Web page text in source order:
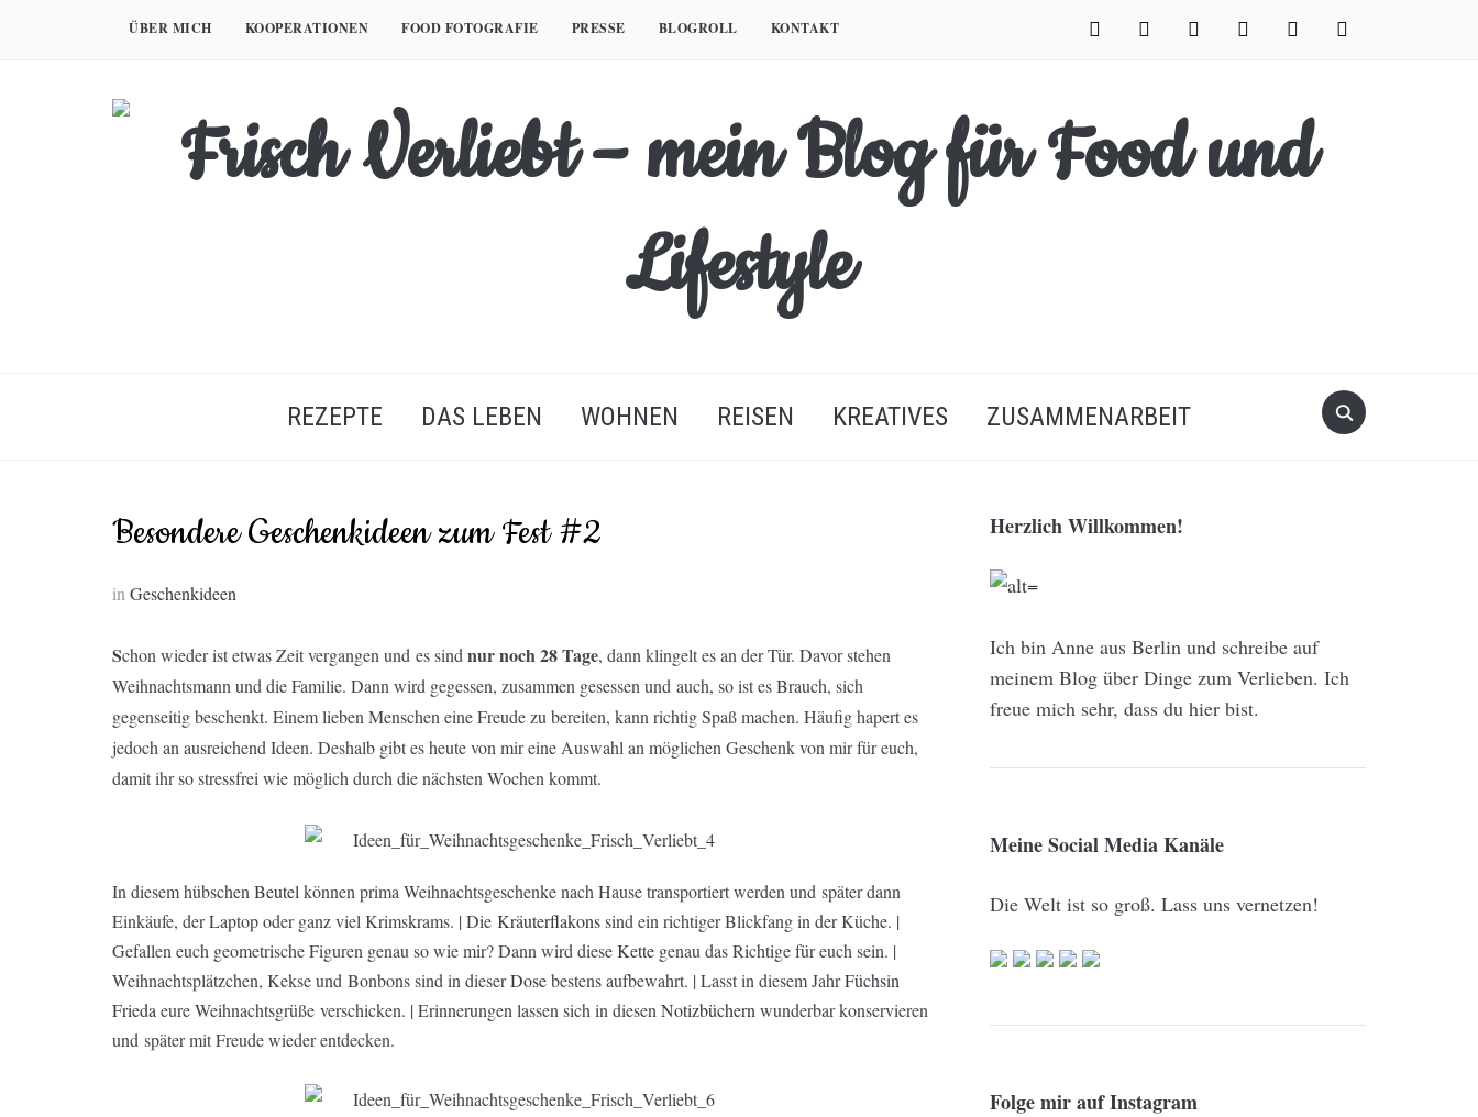
facebook instagram pinterest twitter xing youtube
ÜBER MICH KOOPERATIONEN FOOD FOTOGRAFIE PRESSE BLOGROLL KONTAKT
Search
for:
REZEPTE DAS LEBEN WOHNEN REISEN KREATIVES ZUSAMMENARBEIT
Besondere Geschenkideen zum Fest #2
in Geschenkideen
Schon wieder ist etwas Zeit vergangen und es sind nur noch 28 Tage, dann klingelt es an der Tür. Davor stehen
Weihnachtsmann und die Familie. Dann wird gegessen, zusammen gesessen und auch, so ist es Brauch, sich
gegenseitig beschenkt. Einem lieben Menschen eine Freude zu bereiten, kann richtig Spaß machen. Häufig hapert es
jedoch an ausreichend Ideen. Deshalb gibt es heute von mir eine Auswahl an möglichen Geschenk von mir für euch,
damit ihr so stressfrei wie möglich durch die nächsten Wochen kommt.
In diesem hübschen Beutel können prima Weihnachtsgeschenke nach Hause transportiert werden und später dann
Einkäufe, der Laptop oder ganz viel Krimskrams. | Die Kräuterflakonssind ein richtiger Blickfang in der Küche. |
Gefallen euch geometrische Figuren genau so wie mir? Dann wird dieseKette genau das Richtige für euch sein. |
Weihnachtsplätzchen, Kekse und Bonbons sind in dieserDosebestens aufbewahrt. | Lasst in diesem JahrFüchsin
Frieda eure Weihnachtsgrüße verschicken. | Erinnerungen lassen sich in diesen Notizbüchern wunderbar konservieren
und später mit Freude wieder entdecken.
Herzlich Willkommen!
Ich bin Anne aus Berlin und schreibe auf
meinem Blog über Dinge zum Verlieben. Ich
freue mich sehr, dass du hier bist.
Meine Social Media Kanäle
Die Welt ist so groß. Lass uns vernetzen!
Folge mir auf Instagram